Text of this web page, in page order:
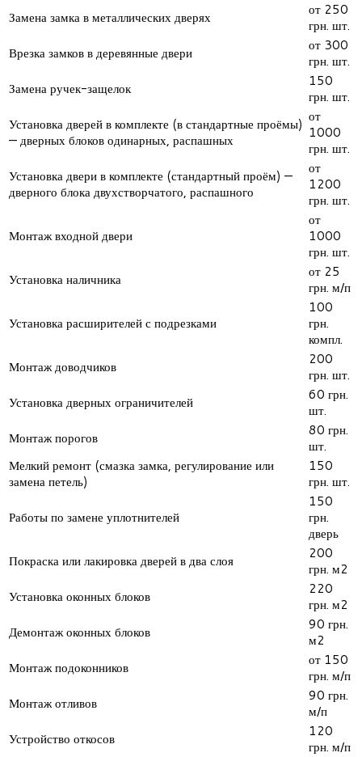
Замена замка в металлических дверях
от 250
грн. шт.
Врезка замков в деревянные двери
от 300
грн. шт.
Замена ручек-защелок
150
грн. шт.
Установка дверей в комплекте (в стандартные проёмы)
— дверных блоков одинарных, распашных
от
1000
грн. шт.
Установка двери в комплекте (стандартный проём) —
дверного блока двухстворчатого, распашного
от
1200
грн. шт.
Монтаж входной двери
от
1000
грн. шт.
Установка наличника
от 25
грн. м/п
Установка расширителей с подрезками
100
грн.
компл.
Монтаж доводчиков
200
грн. шт.
Установка дверных ограничителей
60 грн.
шт.
Монтаж порогов
80 грн.
шт.
Мелкий ремонт (смазка замка, регулирование или
замена петель)
150
грн. шт.
Работы по замене уплотнителей
150
грн.
дверь
Покраска или лакировка дверей в два слоя
200
грн. м2
Установка оконных блоков
220
грн. м2
Демонтаж оконных блоков
90 грн.
м2
Монтаж подоконников
от 150
грн. м/п
Монтаж отливов
90 грн.
м/п
Устройство откосов
120
грн. м/п